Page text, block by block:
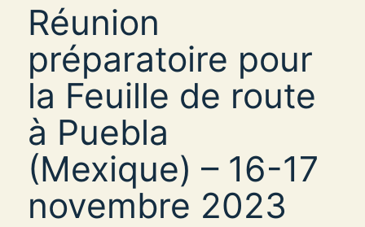
Réunion
préparatoire pour
la Feuille de route
à Puebla
(Mexique) – 16-17
novembre 2023